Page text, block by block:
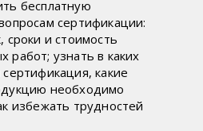
бесплатную
сертификации:
сроки и стоимость
работ; узнать в каких
какие
необходимо
избежать трудностей